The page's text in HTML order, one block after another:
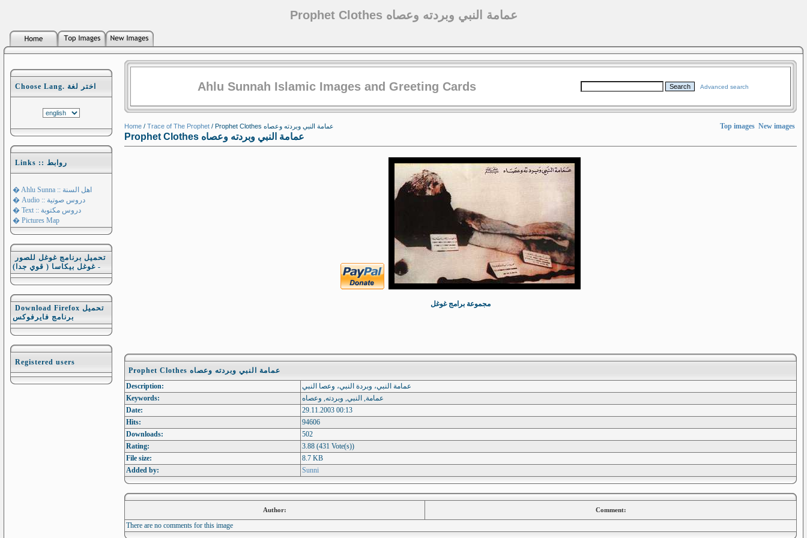
Prophet Clothes عمامة النبي وبردته وعصاه
Choose Lang. اختر لغة
Links :: روابط
� Ahlu Sunna :: اهل السنة
� Audio :: دروس صوتية
� Text :: دروس مكتوبة
� Pictures Map
تحميل برنامج غوغل للصور
- غوغل بيكاسا ( قوي جدا)
Download Firefox تحميل
برنامج فايرفوكس
Registered users
Ahlu Sunnah Islamic Images and Greeting Cards Advanced search
Home / Trace of The Prophet / Prophet Clothes عمامة النبي وبردته وعصاه Top images New images
Prophet Clothes عمامة النبي وبردته وعصاه
مجموعة برامج غوغل
Prophet Clothes عمامة النبي وبردته وعصاه
Description:
عمامة النبي، وبردة النبي، وعصا النبي
Keywords:
عمامة, النبي, وبردته, وعصاه
Date:
29.11.2003 00:13
Hits:
94606
Downloads:
502
Rating:
3.88 (431 Vote(s))
File size:
8.7 KB
Added by:
Sunni
Author: Comment:
There are no comments for this image